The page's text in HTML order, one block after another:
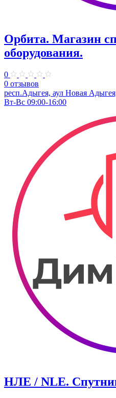
Орбита. Магазин
оборудования.
0
0 отзывов
респ.Адыгея, аул Новая
Вт-Вс 09:00-16:00
НЛЕ / NLE.